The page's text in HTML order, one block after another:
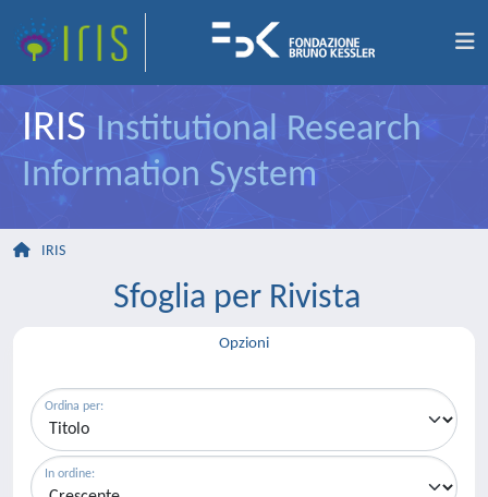
IRIS Institutional Research
Information System
IRIS
Sfoglia per Rivista
Opzioni
Ordina per:
In ordine: